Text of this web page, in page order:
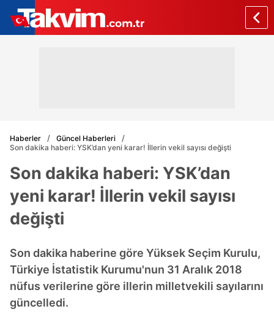
Haberler
Güncel Haberleri
Son dakika haberi: YSK’dan yeni karar! İllerin vekil sayısı değişti
Son dakika haberi: YSK’dan
yeni karar! İllerin vekil sayısı
değişti
Son dakika haberine göre Yüksek Seçim Kurulu,
Türkiye İstatistik Kurumu'nun 31 Aralık 2018
nüfus verilerine göre illerin milletvekili sayılarını
güncelledi.